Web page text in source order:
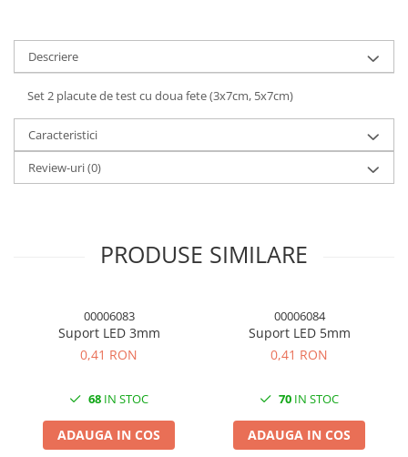
Panouri solare
Scule si aparate de masura
Scule manuale si electrice
Lipit si accesorii lipit
Cabluri si conectori
Cabluri si adaptoare
Componente electronice
Rezistente si termistori
Descriere
Set 2 placute de test cu doua fete (3x7cm, 5x7cm)
Caracteristici
Review-uri(0)
PRODUSE SIMILARE
00006083
Suport LED 3mm
0,41 RON
68 IN STOC
ADAUGA IN COS
00006084
Suport LED 5mm
0,41 RON
70 IN STOC
ADAUGA IN COS